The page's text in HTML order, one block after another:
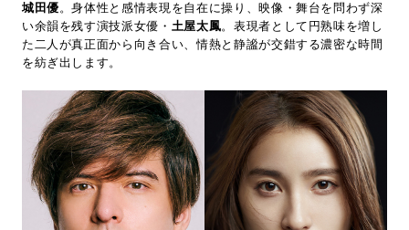
城田優。身体性と感情表現を自在に操り、映像・舞台を問わず深
い余韻を残す演技派女優・ 土屋太鳳。表現者として円熟味を増し
た二人が真正面から向き合い、情熱と静謐が交錯する濃密な時間
を紡ぎ出します。